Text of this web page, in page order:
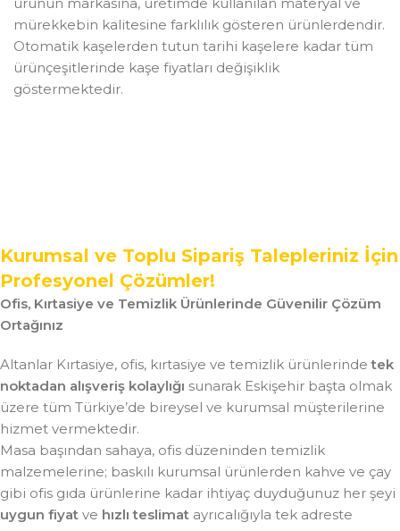
mürekkebin kalitesine farklılık gösteren ürünlerdendir.
Otomatik kaşelerden tutun tarihi kaşelere kadar tüm
ürünçeşitlerinde kaşe fiyatları değişiklik
göstermektedir.
Kurumsal ve Toplu Sipariş Talepleriniz İçin
Profesyonel Çözümler!
Ofis, Kırtasiye ve Temizlik Ürünlerinde Güvenilir Çözüm
Ortağınız
Altanlar Kırtasiye, ofis, kırtasiye ve temizlik ürünlerindetek
noktadan alışveriş kolaylığı sunarak Eskişehir başta olmak
üzere tüm Türkiye’de bireysel ve kurumsal müşterilerine
hizmet vermektedir.
Masa başından sahaya, ofis düzeninden temizlik
malzemelerine; baskılı kurumsal ürünlerden kahve ve çay
gibi ofis gıda ürünlerine kadar ihtiyaç duyduğunuz her şeyi
uygun fiyat ve hızlı teslimat ayrıcalığıyla tek adreste